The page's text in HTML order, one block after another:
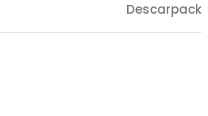
Descarpack